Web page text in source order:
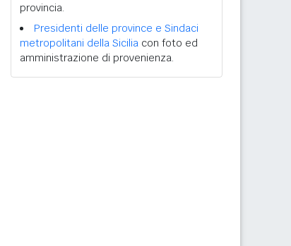
provincia.
Presidenti delle province e Sindaci
metropolitani della Sicilia con foto ed
amministrazione di provenienza.